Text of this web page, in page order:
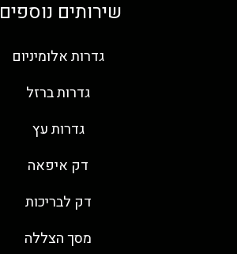
שירותים נוספים
גדרות אלומיניום
גדרות ברזל
גדרות עץ
דק איפאה
דק לבריכות
מסך הצללה